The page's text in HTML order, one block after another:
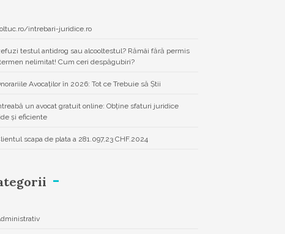
intrebari-juridice.ro
testul antidrog sau alcooltestul? Rămâi fără permis
nelimitat! Cum ceri despăgubiri?
Avocaților în 2026: Tot ce Trebuie să Știi
un avocat gratuit online: Obține sfaturi juridice
și eficiente
scapa de plata a 281.097,23 CHF.2024